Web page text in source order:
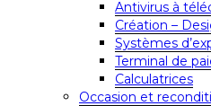
Antivirus à
Création –
Systèmes
Terminal de
Calculatrices
Occasion et